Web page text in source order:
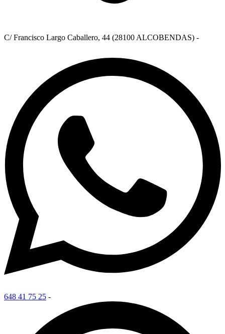
C/ Francisco Largo Caballero, 44 (28100 ALCOBENDAS) -
648 41 75 25 -